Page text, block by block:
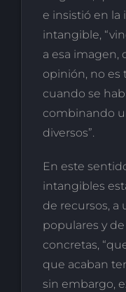
e insistió en la
intangible,
a esa imagen,
opinión, no es
cuando se
combinando
diversos”.
En este
intangibles
de recursos, a
populares y
concretas,
que acaban
sin embargo,